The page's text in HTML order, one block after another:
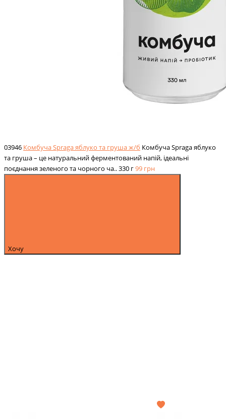
03946 Комбуча Spraga яблуко та груша ж/б Комбуча Spraga яблуко
та груша – це натуральний ферментований напій, ідеальні
поєднання зеленого та чорного ча..330 г99 грн
Хочу